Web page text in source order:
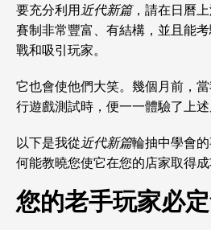
要充分利用近代新篇，請在日曆
賽制非常豐富、有結構，並且能
戰和吸引玩家。
它也會使他們大笑。幾個月前，
行遊戲測試時，便一一體驗了上述
以下是我從近代新篇輪抽中學會
何能教曉您使它在您的店家取得成
您的老手玩家必定